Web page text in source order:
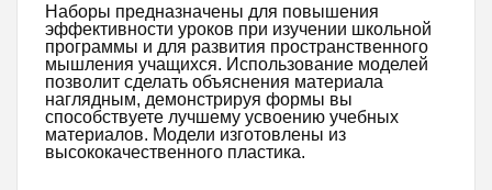
Наборы предназначены для повышения
эффективности уроков при изучении школьной
программы и для развития пространственного
мышления учащихся. Использование моделей
позволит сделать объяснения материала
наглядным, демонстрируя формы вы
способствуете лучшему усвоению учебных
материалов. Модели изготовлены из
высококачественного пластика.